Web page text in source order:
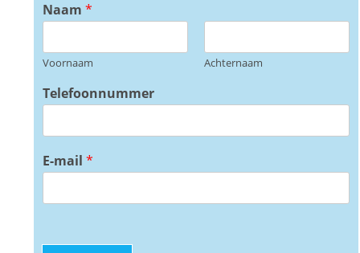
Naam*
Voornaam Achternaam
Telefoonnummer
E-mail*